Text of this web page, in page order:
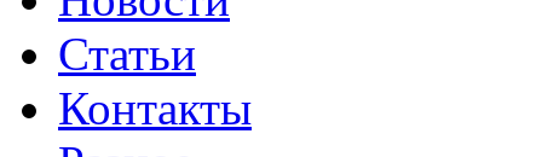
Статьи
Контакты